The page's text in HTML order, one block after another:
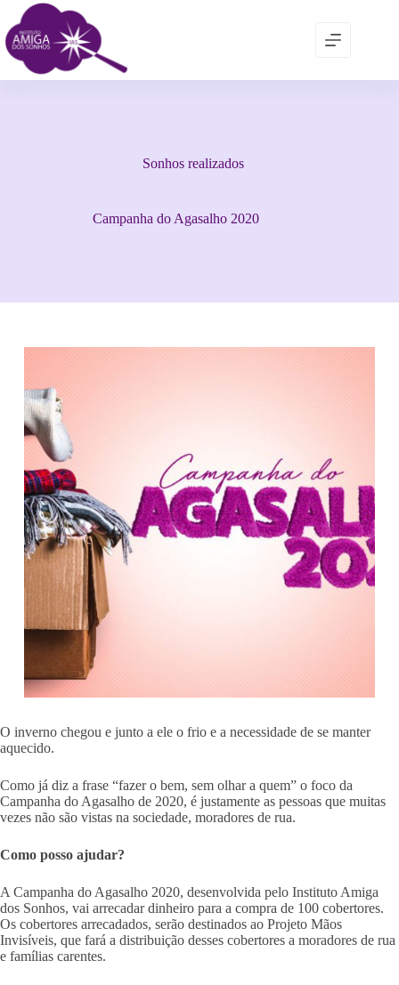
Sonhos realizados
Campanha do Agasalho 2020
O inverno chegou e junto a ele o frio e a necessidade de se manter
aquecido.
Como já diz a frase “fazer o bem, sem olhar a quem” o foco da
Campanha do Agasalho de 2020, é justamente as pessoas que muitas
vezes não são vistas na sociedade, moradores de rua.
Como posso ajudar?
A Campanha do Agasalho 2020, desenvolvida pelo Instituto Amiga
dos Sonhos, vai arrecadar dinheiro para a compra de 100 cobertores.
Os cobertores arrecadados, serão destinados ao Projeto Mãos
Invisíveis, que fará a distribuição desses cobertores a moradores de rua
e famílias carentes.